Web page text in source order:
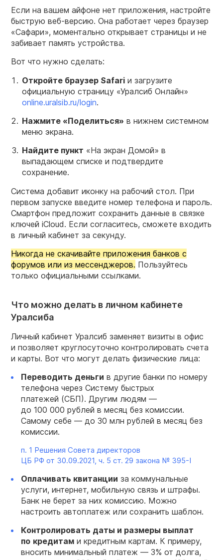
Если на вашем айфоне нет приложения, настройте
быструю веб-версию. Она работает через браузер
«Сафари», моментально открывает страницы и не
забивает память устройства.
Вот что нужно сделать:
Откройте браузер Safari и загрузите
официальную страницу «Уралсиб Онлайн»
online.uralsib.ru/login.
Нажмите «Поделиться» в нижнем системном
меню экрана.
Найдите пункт «На экран Домой» в
выпадающем списке и подтвердите
сохранение.
Система добавит иконку на рабочий стол. При
первом запуске введите номер телефона и пароль.
Смартфон предложит сохранить данные в связке
ключей iCloud. Если согласитесь, сможете входить
в личный кабинет за секунду.
Никогда не скачивайте приложения банков с
форумов или из мессенджеров. Пользуйтесь
только официальными ссылками.
Что можно делать в личном кабинете
Уралсиба
Личный кабинет Уралсиб заменяет визиты в офис
и позволяет круглосуточно контролировать счета
и карты. Вот что могут делать физические лица:
Переводить деньги в другие банки по номеру
телефона через Систему быстрых
платежей (СБП). Другим людям —
до 100 000 рублей в месяц без комиссии.
Самому себе — до 30 млн рублей в месяц без
комиссии.
п. 1 Решения Совета директоров
ЦБ РФ от 30.09.2021, ч. 5 ст. 29 закона № 395-I
Оплачивать квитанции за коммунальные
услуги, интернет, мобильную связь и штрафы.
Банк не берет за них комиссию. Можно
настроить автоплатеж или сохранить шаблон.
Контролировать даты и размеры выплат
по кредитам и кредитным картам. К примеру,
вносить минимальный платеж — 3% от долга,